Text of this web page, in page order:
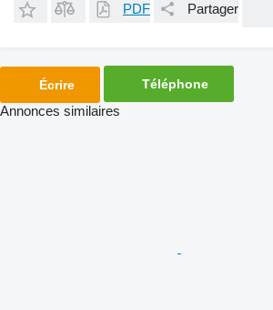
PDF Partager
Écrire Téléphone
Annonces similaires